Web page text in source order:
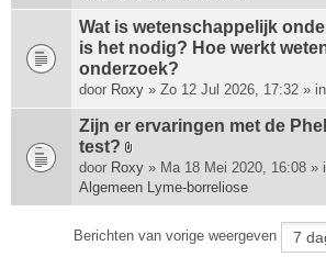
Wat is wetenschappelijk
is het nodig? Hoe werkt
onderzoek?
door Roxy » Zo 12 Jul 2026, 17:32 » in
Zijn er ervaringen met de
test?
B
i
a
door Roxy » Ma 18 Mei 2020, 16:08 »
Algemeen Lyme-borreliose
Berichten van vorige weergeven